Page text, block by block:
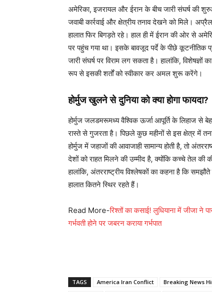
अमेरिका, इजरायल और ईरान के बीच जारी संघर्ष की
जवाबी कार्रवाई और क्षेत्रीय तनाव देखने को मिले।
हालात फिर बिगड़ते रहे। हाल ही में ईरान की ओर से
पर पहुंच गया था। इसके बावजूद पर्दे के पीछे कूटनीतिक
जारी संघर्ष पर विराम लग सकता है। हालांकि,
रूप से इसकी शर्तों को स्वीकार कर अमल शुरू करेंगे।
होर्मुज खुलने से दुनिया को क्या होगा फायदा?
होर्मुज जलडमरूमध्य वैश्विक ऊर्जा आपूर्ति के लिहाज से
रास्ते से गुजरता है। पिछले कुछ महीनों से इस क्षेत्र में
होर्मुज में जहाजों की आवाजाही सामान्य होती है, तो
देशों को राहत मिलने की उम्मीद है, क्योंकि कच्चे तेल की
हालांकि, अंतरराष्ट्रीय विश्लेषकों का कहना है कि
हालात कितने स्थिर रहते हैं।
Read More-रिश्तों का कसाई! लुधियाना में जीजा ने
गर्भवती होने पर जबरन कराया गर्भपात
TAGS America Iran Conflict Breaking News